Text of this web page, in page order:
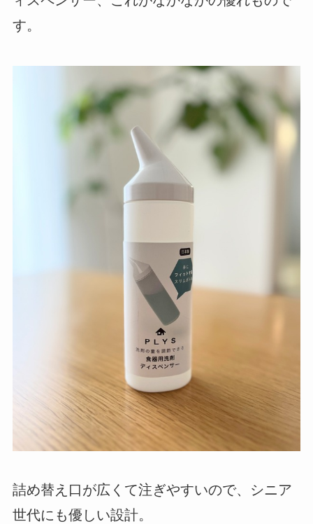
す。
詰め替え口が広くて注ぎやすいので、シニア
世代にも優しい設計。